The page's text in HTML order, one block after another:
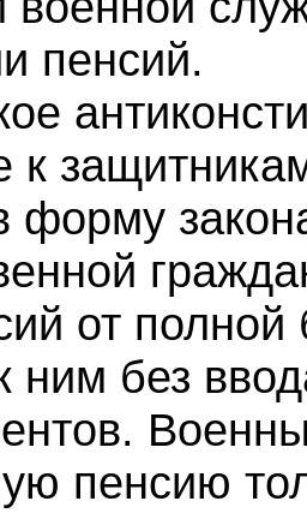
пенсий.
к
форму
от
ним без
пенсию